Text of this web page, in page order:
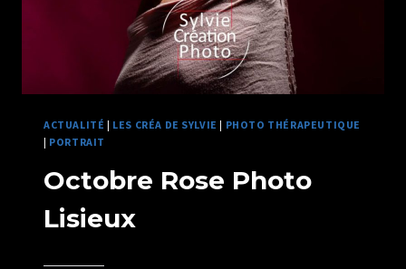
ACTUALITÉ | LES CRÉA DE SYLVIE | PHOTO THÉRAPEUTIQUE
| PORTRAIT
Octobre Rose Photo
Lisieux